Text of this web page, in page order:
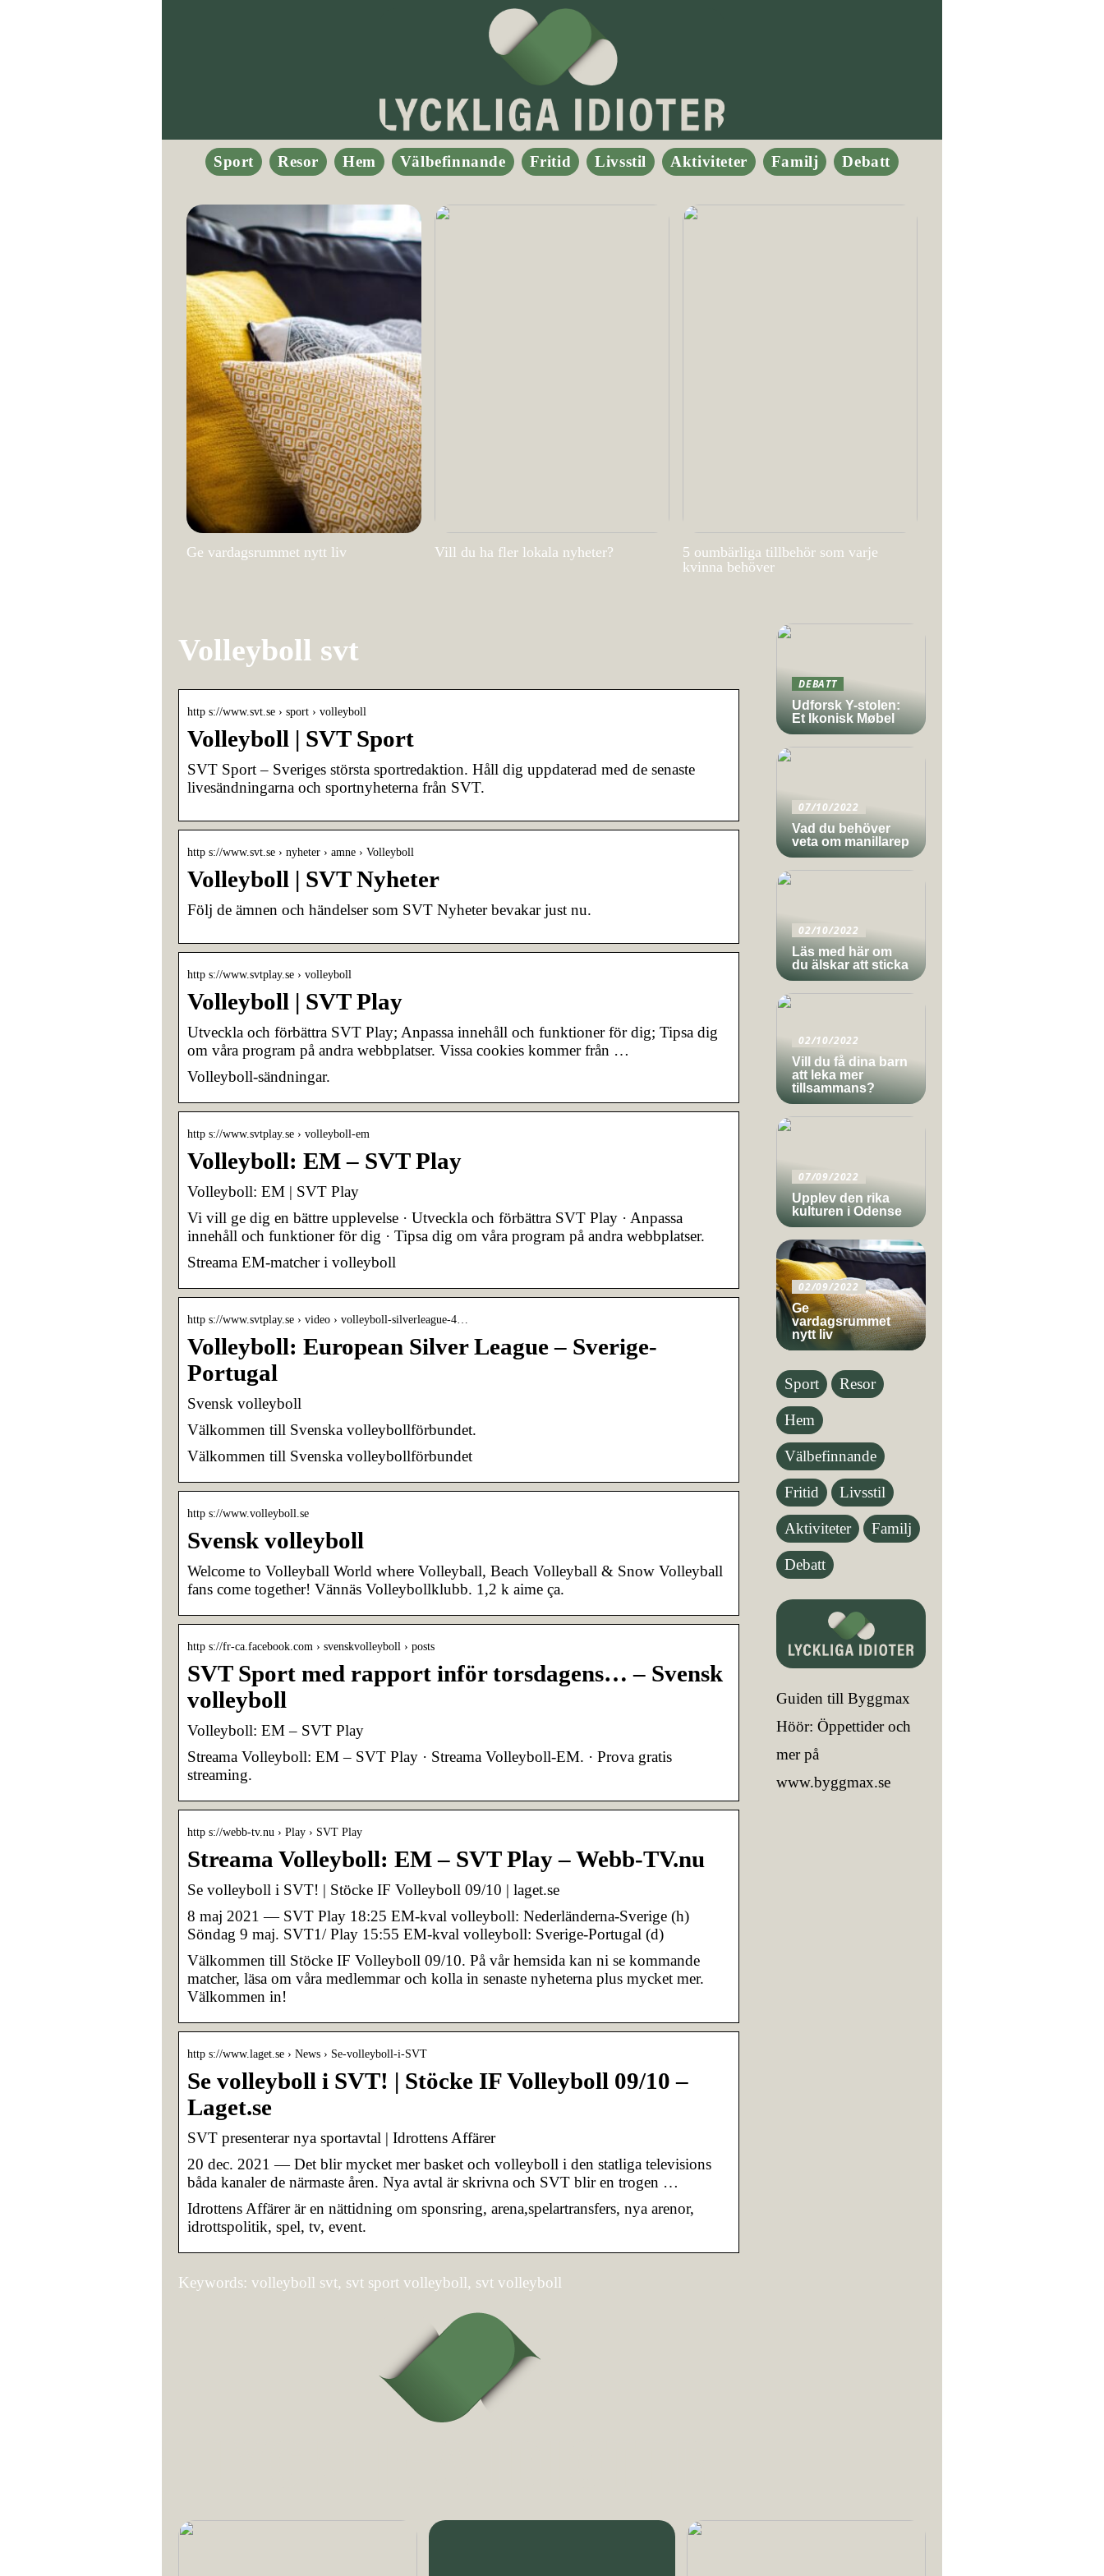
Sport Resor Hem Välbefinnande Fritid Livsstil Aktiviteter Familj Debatt
Ge vardagsrummet nytt liv Vill du ha fler lokala nyheter?
5 oumbärliga tillbehör som varje
kvinna behöver
Volleyboll svt
http s://www.svt.se › sport › volleyboll
Volleyboll | SVT Sport
SVT Sport – Sveriges största sportredaktion. Håll dig uppdaterad med de senaste
livesändningarna och sportnyheterna från SVT.
http s://www.svt.se › nyheter › amne › Volleyboll
Volleyboll | SVT Nyheter
Följ de ämnen och händelser som SVT Nyheter bevakar just nu.
http s://www.svtplay.se › volleyboll
Volleyboll | SVT Play
Utveckla och förbättra SVT Play; Anpassa innehåll och funktioner för dig; Tipsa dig
om våra program på andra webbplatser. Vissa cookies kommer från …
Volleyboll-sändningar.
http s://www.svtplay.se › volleyboll-em
Volleyboll: EM – SVT Play
Volleyboll: EM | SVT Play
Vi vill ge dig en bättre upplevelse · Utveckla och förbättra SVT Play · Anpassa
innehåll och funktioner för dig · Tipsa dig om våra program på andra webbplatser.
Streama EM-matcher i volleyboll
http s://www.svtplay.se › video › volleyboll-silverleague-4…
Volleyboll: European Silver League – Sverige-
Portugal
Svensk volleyboll
Välkommen till Svenska volleybollförbundet.
Välkommen till Svenska volleybollförbundet
http s://www.volleyboll.se
Svensk volleyboll
Welcome to Volleyball World where Volleyball, Beach Volleyball & Snow Volleyball
fans come together! Vännäs Volleybollklubb. 1,2 k aime ça.
http s://fr-ca.facebook.com › svenskvolleyboll › posts
SVT Sport med rapport inför torsdagens… – Svensk
volleyboll
Volleyboll: EM – SVT Play
Streama Volleyboll: EM – SVT Play · Streama Volleyboll-EM. · Prova gratis
streaming.
http s://webb-tv.nu › Play › SVT Play
Streama Volleyboll: EM – SVT Play – Webb-TV.nu
Se volleyboll i SVT! | Stöcke IF Volleyboll 09/10 | laget.se
8 maj 2021 — SVT Play 18:25 EM-kval volleyboll: Nederländerna-Sverige (h)
Söndag 9 maj. SVT1/ Play 15:55 EM-kval volleyboll: Sverige-Portugal (d)
Välkommen till Stöcke IF Volleyboll 09/10. På vår hemsida kan ni se kommande
matcher, läsa om våra medlemmar och kolla in senaste nyheterna plus mycket mer.
Välkommen in!
http s://www.laget.se › News › Se-volleyboll-i-SVT
Se volleyboll i SVT! | Stöcke IF Volleyboll 09/10 –
Laget.se
SVT presenterar nya sportavtal | Idrottens Affärer
20 dec. 2021 — Det blir mycket mer basket och volleyboll i den statliga televisions
båda kanaler de närmaste åren. Nya avtal är skrivna och SVT blir en trogen …
Idrottens Affärer är en nättidning om sponsring, arena,spelartransfers, nya arenor,
idrottspolitik, spel, tv, event.
Keywords: volleyboll svt, svt sport volleyboll, svt volleyboll
DEBATT
Udforsk Y-stolen:
Et Ikonisk Møbel
07/10/2022
Vad du behöver
veta om manillarep
02/10/2022
Läs med här om
du älskar att sticka
02/10/2022
Vill du få dina barn
att leka mer
tillsammans?
07/09/2022
Upplev den rika
kulturen i Odense
02/09/2022
Ge
vardagsrummet
nytt liv
Sport Resor
Hem
Välbefinnande
Fritid Livsstil
Aktiviteter Familj
Debatt
Guiden till Byggmax
Höör: Öppettider och
mer på
www.byggmax.se